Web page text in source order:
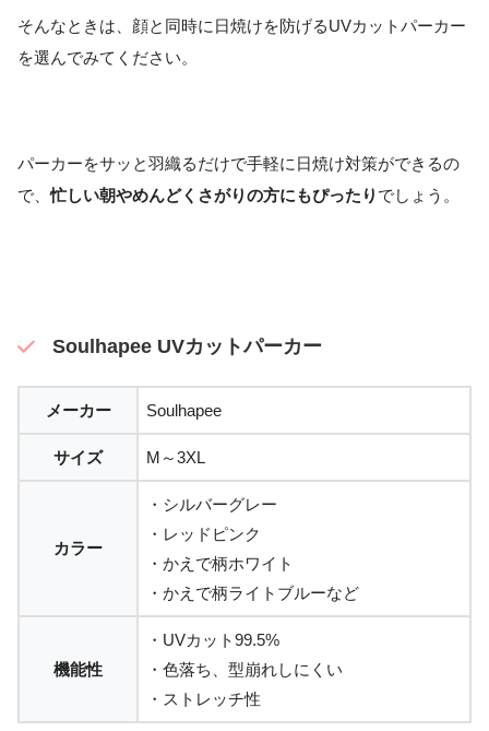
そんなときは、顔と同時に日焼けを防げるUVカットパーカー
を選んでみてください。
パーカーをサッと羽織るだけで手軽に日焼け対策ができるの
で、忙しい朝やめんどくさがりの方にもぴったり でしょう。
Soulhapee UVカットパーカー
メーカー Soulhapee
サイズ M～3XL
カラー
・シルバーグレー
・レッドピンク
・かえで柄ホワイト
・かえで柄ライトブルーなど
機能性
・UVカット99.5%
・色落ち、型崩れしにくい
・ストレッチ性